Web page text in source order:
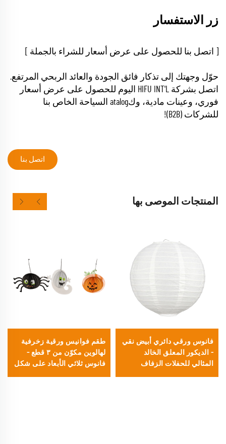
زر الاستفسار
[ اتصل بنا للحصول على عرض أسعار للشراء بالجملة ]
حوّل وجهتك إلى تذكار فائق الجودة والعائد الربحي المرتفع.
اتصل بشركة HIFU INT'L اليوم للحصول على عرض أسعار
فوري، وعينات مادية، وكatalog السياحة الخاص بنا
للشركات (B2B)!
اتصل بنا
المنتجات الموصى بها
فانوس ورقي دائري أبيض نقي
– الديكور المعلق الخالد
المثالي للحفلات الزفاف
طقم فوانيس ورقية زخرفية
لهالوين مكوّن من ٣ قطع –
فانوس ثلاثي الأبعاد على شكل